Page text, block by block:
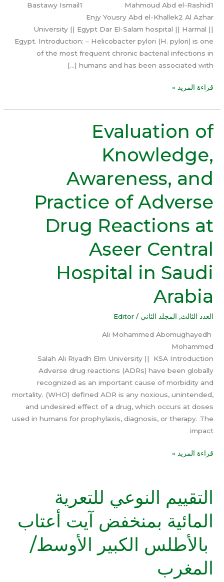
Bastawy Ismail1 Mahmoud Abd el-Rashid1
Enjy Yousry Abd el-Khallek2 Al Azhar
University || Egypt Dar El-Salam hospital || Harmal ||
Egypt. Introduction: – Helicobacter pylori (H. pylori) is one
of the most frequent chronic bacterial infections in
humans and has been associated with […]
قراءة المزيد »
Evaluation of
Knowledge,
Awareness, and
Practice of Adverse
Drug Reactions at
Aseer Central
Hospital in Saudi
Arabia
العدد الثالث, المجلد الثاني /
Editor
Ali Mohammed Abomughayedh
Mohammed
Salah Ali Riyadh Elm University || KSA Introduction
Adverse drug reactions (ADRs) have been globally
recognized as an important cause of morbidity and
mortality. (WHO) defined ADR is any noxious, unintended,
and undesired effect of a drug, which occurs at doses
used in humans for prophylaxis, diagnosis, or therapy. The
impact
Evaluation
of
Knowledge,
Awareness,
and
Practice
of
Adverse
Drug
Reactions
Aseer
Central
Hospital
in
Arabia
قراءة المزيد »
التقييم النوعي للتعرية
المائية بمنخفض آيت أعتاب
بالأطلس الكبير الأوسط/
المغرب
التقييم
النوعي
للتعرية
المائية
بمنخفض
آيت
أعتاب
بالأطلس